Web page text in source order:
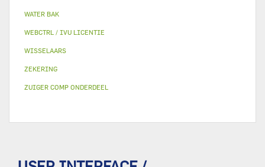
WATER BAK
WEBCTRL / IVU LICENTIE
WISSELAARS
ZEKERING
ZUIGER COMP ONDERDEEL